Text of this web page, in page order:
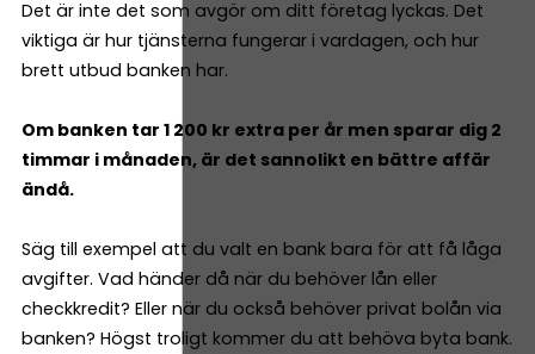
Det är inte det som avgör om ditt företag lyckas. Det
viktiga är hur tjänsterna fungerar i vardagen, och hur
brett utbud banken har.
Om banken tar 1 200 kr extra per år men sparar dig 2
timmar i månaden, är det sannolikt en bättre affär
ändå.
Säg till exempel att du valt en bank bara för att få låga
avgifter. Vad händer då när du behöver lån eller
checkkredit? Eller när du också behöver privat bolån via
banken? Högst troligt kommer du att behöva byta bank.